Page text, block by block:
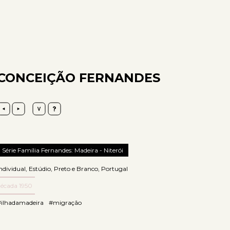
FERNANDES
Série Família Fernandes: Madeira - Niterói
, Estúdio, Preto e Branco, Portugal
1950
#migração